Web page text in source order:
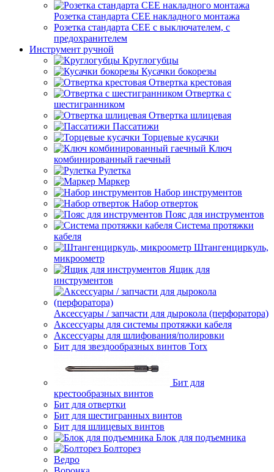
Розетка стандарта СЕЕ накладного монтажа
Розетка стандарта СЕЕ с выключателем, с
предохранителем
Инструмент ручной
Круглогубцы
Кусачки бокорезы
Отвертка крестовая
Отвертка с
шестигранником
Отвертка шлицевая
Пассатижи
Торцевые кусачки
Ключ
комбинированный гаечный
Рулетка
Маркер
Набор инструментов
Набор отверток
Пояс для инструментов
Система протяжки
кабеля
Штангенциркуль,
микроометр
Ящик для
инструментов
Аксессуары / запчасти для дырокола (перфоратора)
Аксессуары для системы протяжки кабеля
Аксессуары для шлифования/полировки
Бит для звездообразных винтов Torx
Бит для
крестообразных винтов
Бит для отвертки
Бит для шестигранных винтов
Бит для шлицевых винтов
Блок для подъемника
Болторез
Ведро